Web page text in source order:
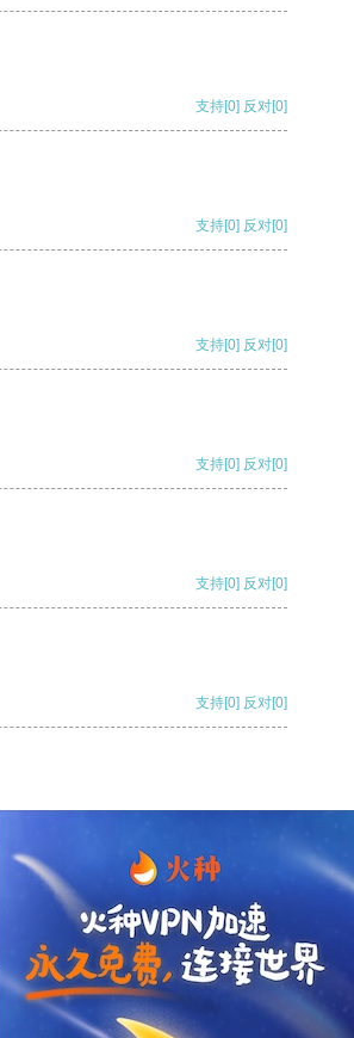
支持[0] 反对[0]
支持[0] 反对[0]
支持[0] 反对[0]
支持[0] 反对[0]
支持[0] 反对[0]
支持[0] 反对[0]
支持 [0] 反对 [0]